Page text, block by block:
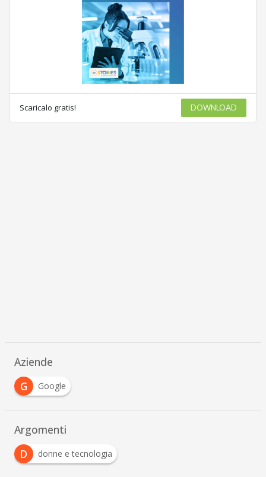
Scaricalo gratis! DOWNLOAD
Aziende
G
Google
Argomenti
D
donne e tecnologia